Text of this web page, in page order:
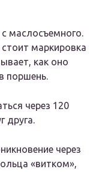
маслосъемного.
маркировка
как оно
поршень.
через 120
друга.
через
«витком»,